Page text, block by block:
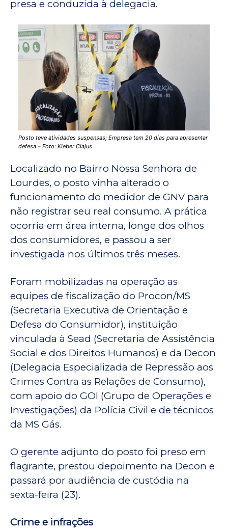
presa e conduzida à delegacia.
Posto teve atividades suspensas; Empresa tem 20 dias para apresentar
defesa – Foto: Kleber Clajus
Localizado no Bairro Nossa Senhora de
Lourdes, o posto vinha alterado o
funcionamento do medidor de GNV para
não registrar seu real consumo. A prática
ocorria em área interna, longe dos olhos
dos consumidores, e passou a ser
investigada nos últimos três meses.
Foram mobilizadas na operação as
equipes de fiscalização do Procon/MS
(Secretaria Executiva de Orientação e
Defesa do Consumidor), instituição
vinculada à Sead (Secretaria de Assistência
Social e dos Direitos Humanos) e da Decon
(Delegacia Especializada de Repressão aos
Crimes Contra as Relações de Consumo),
com apoio do GOI (Grupo de Operações e
Investigações) da Polícia Civil e de técnicos
da MS Gás.
O gerente adjunto do posto foi preso em
flagrante, prestou depoimento na Decon e
passará por audiência de custódia na
sexta-feira (23).
Crime e infrações